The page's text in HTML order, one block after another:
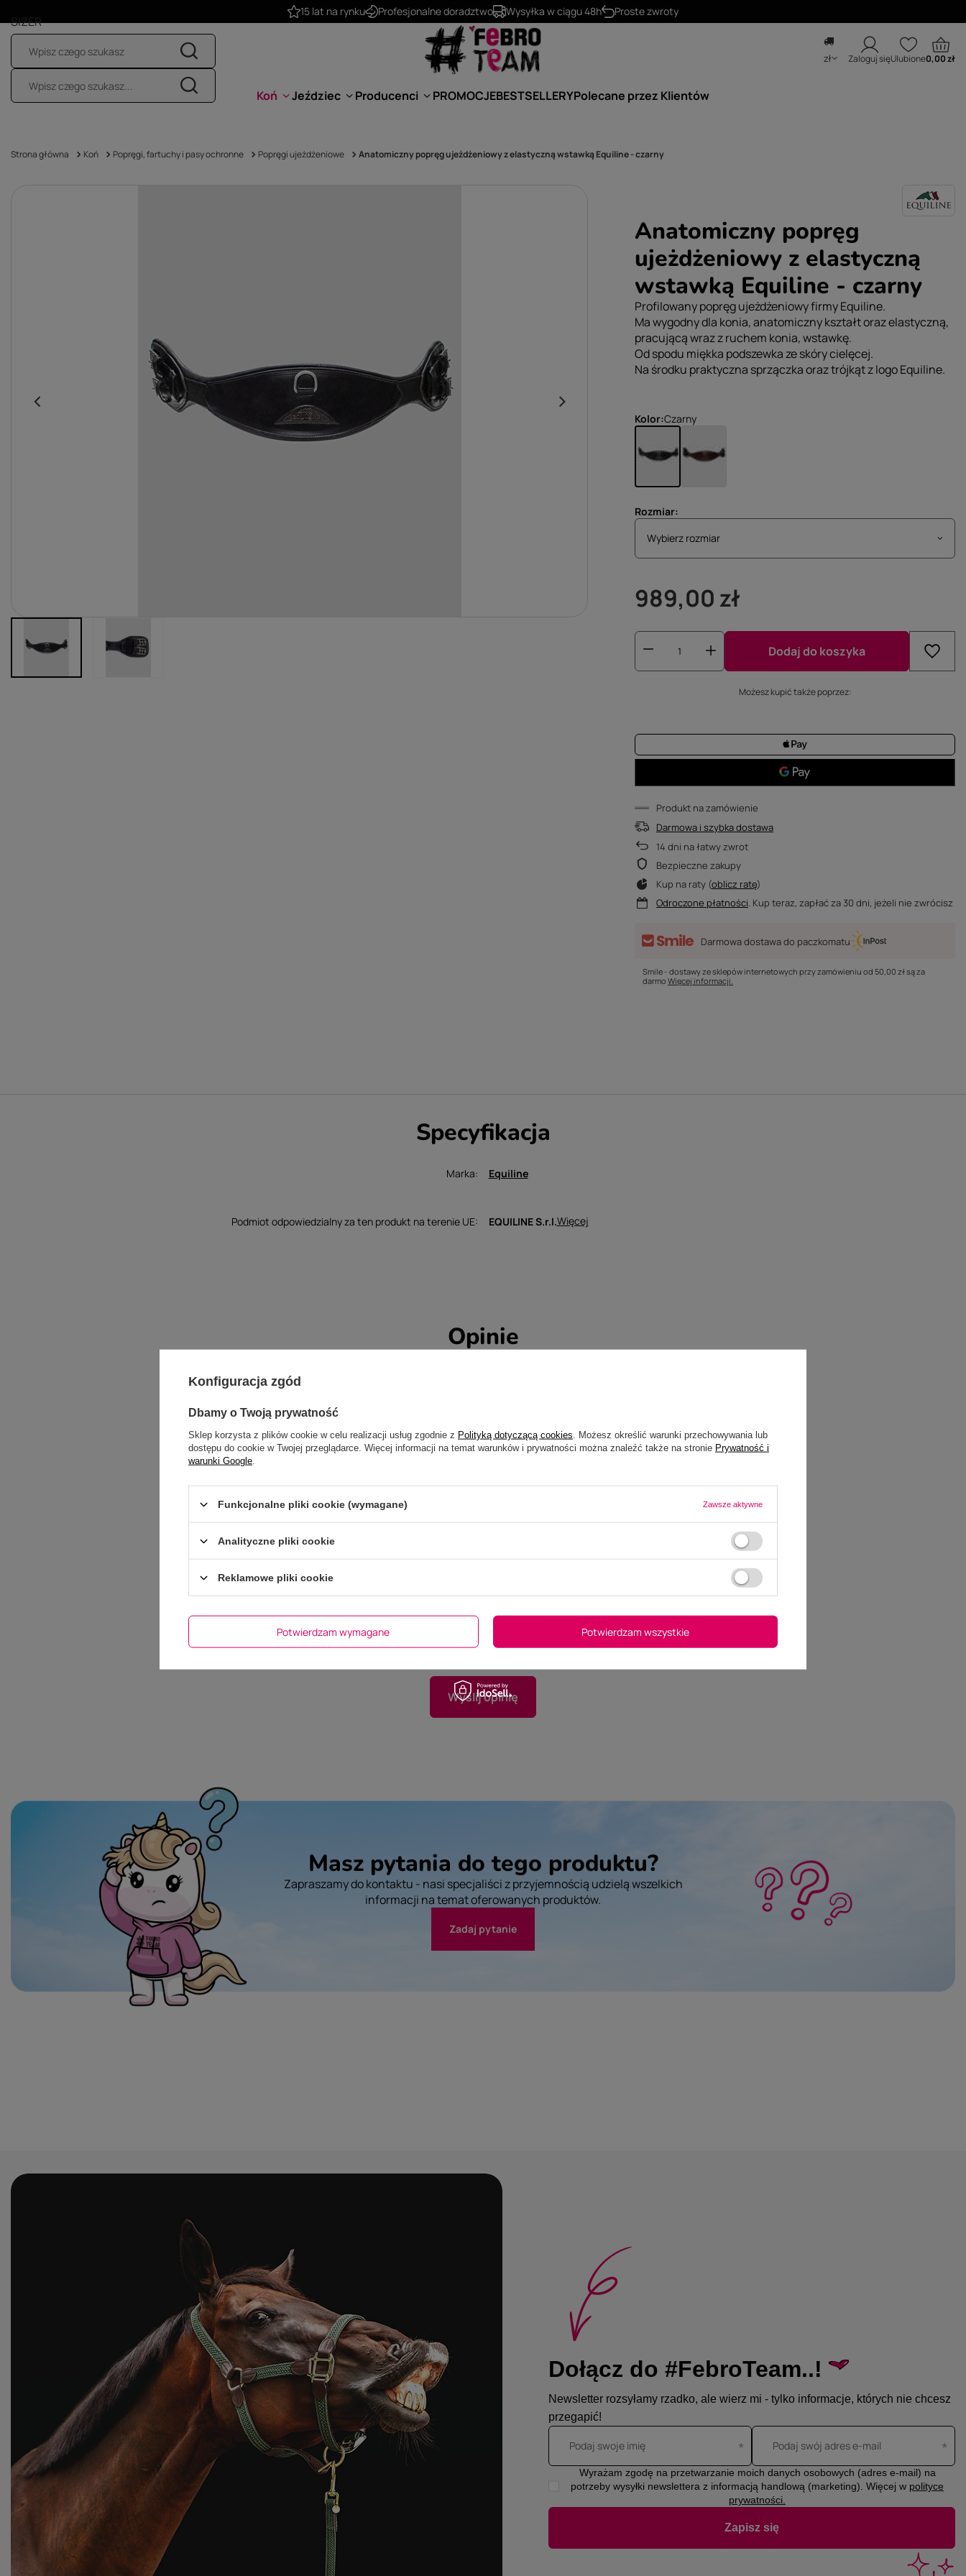
530 624 234 kontakt@febro.pl
zł Zaloguj sięUlubione0,00 zł
Koń Jeździec Producenci PROMOCJEBESTSELLERYPolecane przez Klientów
Strona główna Koń Popręgi, fartuchy i pasy ochronne Popręgi ujeżdżeniowe Anatomiczny popręg ujeżdżeniowy z elastyczną wstawką Equiline - czarny
Anatomiczny popręg
ujeżdżeniowy z elastyczną
wstawką Equiline - czarny
Profilowany popręg ujeżdżeniowy firmy Equiline.
Ma wygodny dla konia, anatomiczny kształt oraz elastyczną,
pracującą wraz z ruchem konia, wstawkę.
Od spodu miękka podszewka ze skóry cielęcej.
Na środku praktyczna sprzączka oraz trójkąt z logo Equiline.
Kolor Czarny
Rozmiar
Wybierz rozmiar
Wybierz rozmiar
989,00 zł
Dodaj do koszyka
Możesz kupić także poprzez:
Produkt na zamówienie
Darmowa i szybka dostawa
14 dni na łatwy zwrot
Bezpieczne zakupy
Kup na raty (oblicz ratę)
Odroczone płatności. Kup teraz, zapłać za 30 dni, jeżeli nie zwrócisz
Darmowa dostawa do paczkomatu
Smile - dostawy ze sklepów internetowych przy zamówieniu od 50,00 złsą za
darmo Więcej informacji.
Specyfikacja
Marka Equiline
Podmiot odpowiedzialny za ten produkt na terenie UE EQUILINE S.r.l.Więcej
Opinie
Dodaj własne zdjęcie produktu: Nie wybrano pliku
Wyślij opinię
Masz pytania do tego produktu?
Zapraszamy do kontaktu - nasi specjaliści z przyjemnością udzielą wszelkich
informacji na temat oferowanych produktów.
Zadaj pytanie
Dołącz do #FebroTeam..!
Newsletter rozsyłamy rzadko, ale wierz mi - tylko informacje, których nie chcesz
przegapić!
Podaj swoje imię Podaj swój adres e-mail
Wyrażam zgodę na przetwarzanie moich danych osobowych (adres e-mail) na
potrzeby wysyłki newslettera z informacją handlową (marketing). Więcej w polityce
prywatności.
Zapisz się
SIZER
Konfiguracja zgód
Dbamy o Twoją prywatność
Sklep korzysta z plików cookie w celu realizacji usług zgodnie z Polityką dotyczącą cookies . Możesz określić warunki przechowywania lub
dostępu do cookie w Twojej przeglądarce. Więcej informacji na temat warunków i prywatności można znaleźć także na stronie Prywatność i
warunki Google
Funkcjonalne pliki cookie (wymagane) Zawsze aktywne
Analityczne pliki cookie
Reklamowe pliki cookie
Potwierdzam wymagane Potwierdzam wszystkie